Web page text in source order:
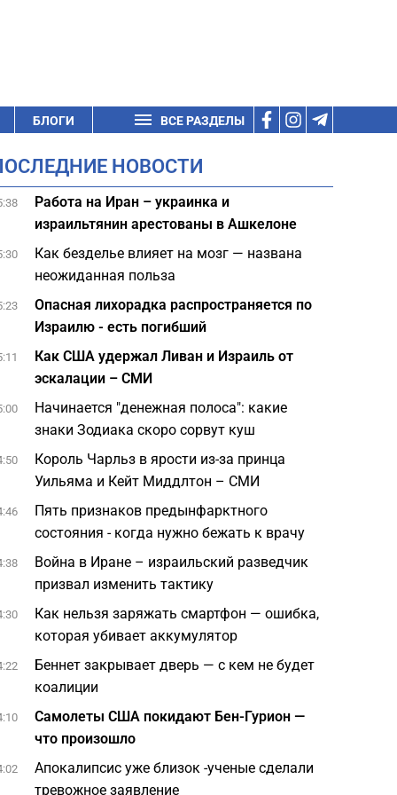
БЛОГИ ВСЕ РАЗДЕЛЫ
НОВОСТИ
Работа на Иран – украинка и
израильтянин арестованы в Ашкелоне
Как безделье влияет на мозг — названа
неожиданная польза
Опасная лихорадка распространяется по
Израилю - есть погибший
Как США удержал Ливан и Израиль от
эскалации – СМИ
Начинается "денежная полоса": какие
знаки Зодиака скоро сорвут куш
Король Чарльз в ярости из-за принца
Уильяма и Кейт Миддлтон – СМИ
Пять признаков предынфарктного
состояния - когда нужно бежать к врачу
Война в Иране – израильский разведчик
призвал изменить тактику
Как нельзя заряжать смартфон — ошибка,
которая убивает аккумулятор
Беннет закрывает дверь — с кем не будет
коалиции
Самолеты США покидают Бен-Гурион —
что произошло
Апокалипсис уже близок -ученые сделали
тревожное заявление